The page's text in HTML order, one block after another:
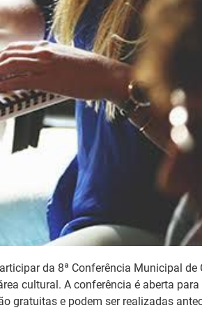
da 8ª Conferência Municipal de
cultural. A conferência é aberta
gratuitas e podem ser realizadas